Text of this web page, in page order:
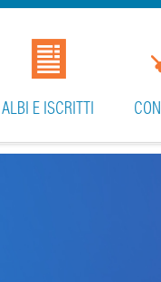
ALBI E ISCRITTI